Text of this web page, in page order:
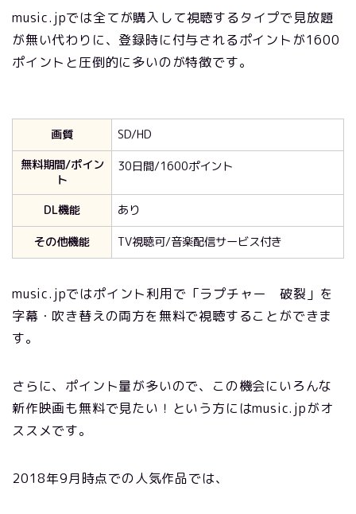
music.jpでは全てが購入して視聴するタイプで見放題
が無い代わりに、登録時に付与されるポイントが1600
ポイントと圧倒的に多いのが特徴です。
画質
SD/HD
無料期間/ポイン
ト
30日間/1600ポイント
DL機能
あり
その他機能
TV視聴可/音楽配信サービス付き
music.jpではポイント利用で「ラプチャー 破裂」を
字幕・吹き替えの両方を無料で視聴することができま
す。
さらに、ポイント量が多いので、この機会にいろんな
新作映画も無料で見たい！という方にはmusic.jpがオ
ススメです。
2018年9月時点での人気作品では、